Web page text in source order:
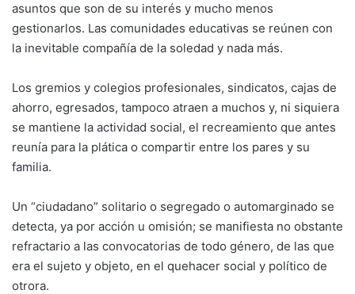
asuntos que son de su interés y mucho menos
gestionarlos. Las comunidades educativas se reúnen con
la inevitable compañía de la soledad y nada más.
Los gremios y colegios profesionales, sindicatos, cajas de
ahorro, egresados, tampoco atraen a muchos y, ni siquiera
se mantiene la actividad social, el recreamiento que antes
reunía para la plática o compartir entre los pares y su
familia.
Un “ciudadano” solitario o segregado o automarginado se
detecta, ya por acción u omisión; se manifiesta no obstante
refractario a las convocatorias de todo género, de las que
era el sujeto y objeto, en el quehacer social y político de
otrora.